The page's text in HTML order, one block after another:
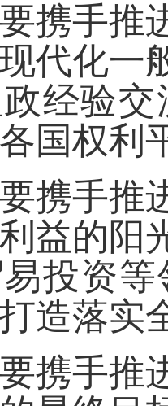
推进
代化一
经验
国权利
推进
益的阳
投资
造落实
推进